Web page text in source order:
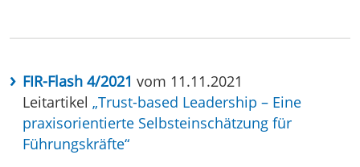
FIR-Flash 4/2021 vom 11.11.2021
Leitartikel „Trust-based Leadership – Eine
praxisorientierte Selbsteinschätzung für
Führungskräfte“